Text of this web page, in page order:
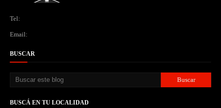
Tel:
Email:
BUSCAR
BUSCÁ EN TU LOCALIDAD